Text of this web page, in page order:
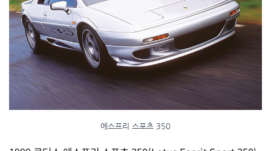
에스프리 스포츠 350